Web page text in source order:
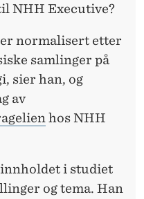
NHH Executive?
normalisert etter
samlinger på
sier han, og
av
hos NHH
i studiet
og tema. Han